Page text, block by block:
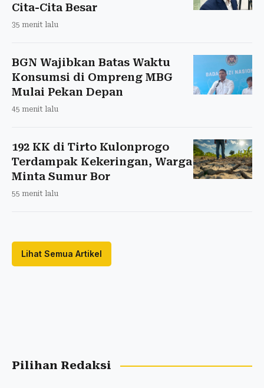
Cita-Cita Besar
35 menit lalu
BGN Wajibkan Batas Waktu
Konsumsi di Ompreng MBG
Mulai Pekan Depan
45 menit lalu
192 KK di Tirto Kulonprogo
Terdampak Kekeringan, Warga
Minta Sumur Bor
55 menit lalu
Lihat Semua Artikel
Pilihan Redaksi